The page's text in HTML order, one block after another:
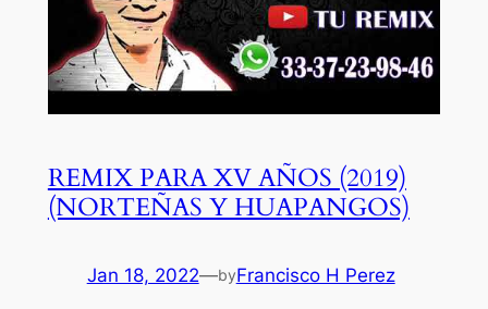
REMIX PARA XV AÑOS (2019)
(NORTEÑAS Y HUAPANGOS)
Jan 18, 2022—byFrancisco H Perez